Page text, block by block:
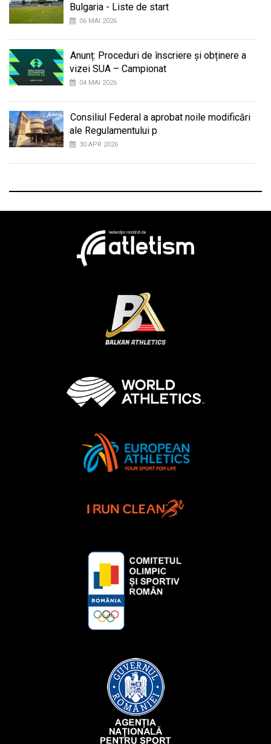
Bulgaria - Liste de start
06 MAI 2026
Anunț: Proceduri de înscriere și obținere a
vizei SUA – Campionat
04 MAI 2026
Consiliul Federal a aprobat noile modificări
ale Regulamentului p
30 APR 2026